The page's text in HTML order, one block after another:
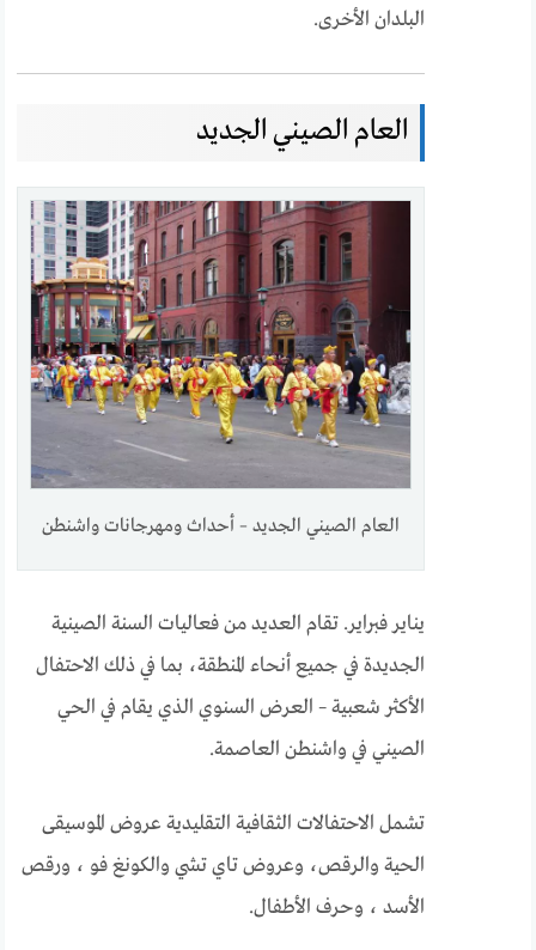
البلدان الأخرى.
العام الصيني الجديد
العام الصيني الجديد – أحداث ومهرجانات واشنطن
يناير فبراير. تقام العديد من فعاليات السنة الصينية
الجديدة في جميع أنحاء المنطقة، بما في ذلك الاحتفال
الأكثر شعبية – العرض السنوي الذي يقام في الحي
الصيني في واشنطن العاصمة.
تشمل الاحتفالات الثقافية التقليدية عروض الموسيقى
الحية والرقص، وعروض تاي تشي والكونغ فو ، ورقص
الأسد ، وحرف الأطفال.